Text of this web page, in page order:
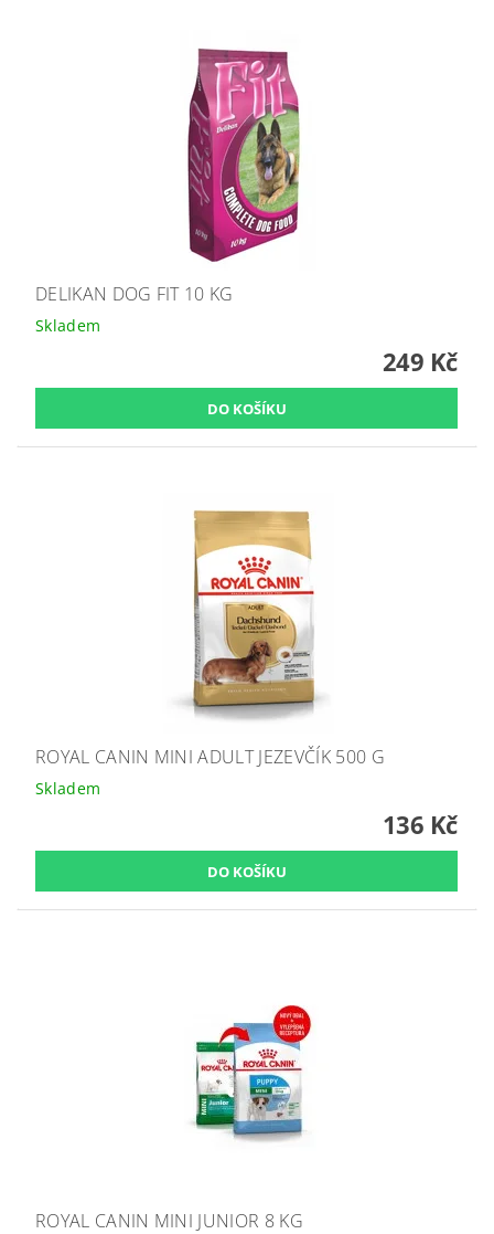
DELIKAN DOG FIT 10 KG
Skladem
249 Kč
ROYAL CANIN MINI ADULT JEZEVČÍK 500 G
Skladem
136 Kč
ROYAL CANIN MINI JUNIOR 8 KG